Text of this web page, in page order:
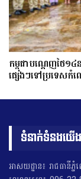
កម្ពុជាបណ្ដេញថៃ
ផ្សេងៗទៅប្រទេស
ទំនាក់ទំនងយើង
អាសយដ្ឋាន៖ រាជធានីភ្នំ